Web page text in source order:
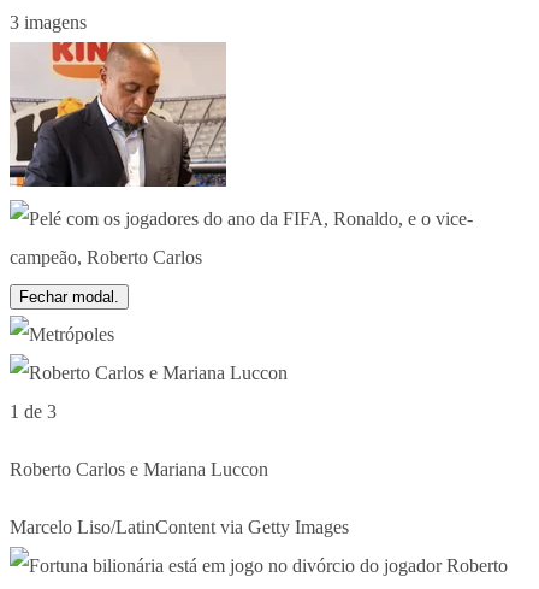
3 imagens
Fechar modal.
1 de 3
Roberto Carlos e Mariana Luccon
Marcelo Liso/LatinContent via Getty Images